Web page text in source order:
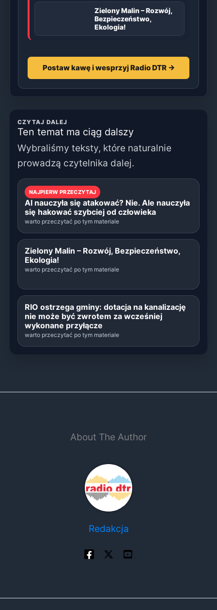
Zielony Malin – Rozwój,
Bezpieczeństwo,
Ekologia!
Postaw kawę i wesprzyj Radio DTR →
CZYTAJ DALEJ
Ten temat ma ciąg dalszy
Wybraliśmy teksty, które naturalnie
prowadzą czytelnika dalej.
NAJPIERW PRZECZYTAJ
AI nauczyła się atakować? Nie. Ale nauczyła
się hakować szybciej od człowieka
warto przeczytać po tym materiale
Zielony Malin – Rozwój, Bezpieczeństwo,
Ekologia!
warto przeczytać po tym materiale
RIO ostrzega gminy: dotacja na kanalizację
nie może być zwrotem za wcześniej
wykonane przyłącze
warto przeczytać po tym materiale
About The Author
Redakcja